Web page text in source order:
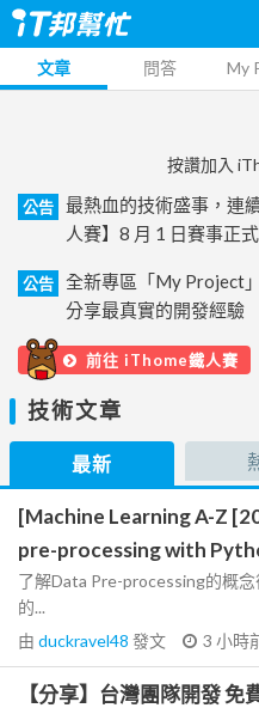
文章 問答 My
按讚加入
公告
最熱血的技術盛事，連
人賽】8 月 1 日賽事正式
公告
全新專區「My Project
分享最真實的開發經驗
前往 iThome鐵人賽
技術文章
最新
[Machine Learning A-Z
pre-processing with
了解Data Pre-processing的概
的...
由 duckravel48 發文 3 小時
【分享】台灣團隊開發